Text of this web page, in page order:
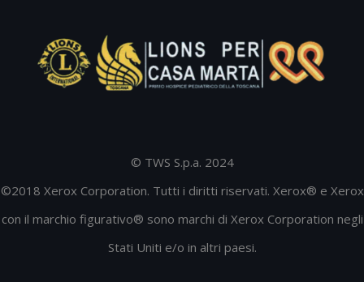
© TWS S.p.a. 2024
©2018 Xerox Corporation. Tutti i diritti riservati. Xerox® e Xerox
con il marchio figurativo® sono marchi di Xerox Corporation negli
Stati Uniti e/o in altri paesi.